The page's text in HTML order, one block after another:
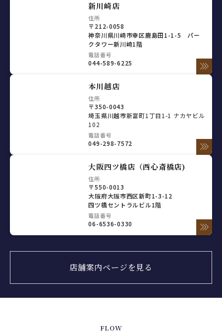
新川崎店
住所
〒212-0058
神奈川県川崎市幸区鹿島田1-1-5 パー
クタワー新川崎1階
電話番号
044-589-6225
本川越店
住所
〒350-0043
埼玉県川越市新富町1丁目1-1 ナカヤビル
102
電話番号
049-298-7572
大阪四ツ橋店（西心斎橋店)
住所
〒550-0013
大阪府大阪市西区新町1-3-12
四ツ橋セントラルビル1階
電話番号
06-6536-0330
店舗案内ページを見る
FLOW